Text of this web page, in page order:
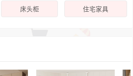
床头柜 住宅家具